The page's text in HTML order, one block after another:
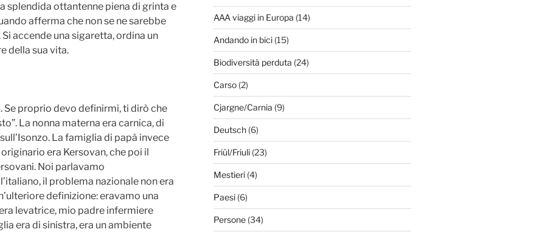
splendida ottantenne piena di grinta e
afferma che non se ne sarebbe
accende una sigaretta, ordina un
della sua vita.
Se proprio devo definirmi, ti dirò che
La nonna materna era carnica, di
La famiglia di papà invece
era Kersovan, che poi il
Noi parlavamo
il problema nazionale non era
definizione: eravamo una
levatrice, mio padre infermiere
era di sinistra, era un ambiente
AAA viaggi in Europa (14)
Andando in bici(15)
Biodiversità perduta (24)
Carso(2)
Cjargne/Carnia (9)
Deutsch(6)
Friûl/Friuli(23)
Mestieri(4)
Paesi(6)
Persone(34)